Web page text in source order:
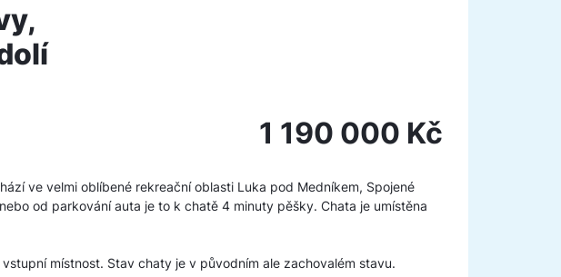
1 190 000 Kč
ve velmi oblíbené rekreační oblasti Luka pod Medníkem, Spojené
od parkování auta je to k chatě 4 minuty pěšky. Chata je umístěna
místnost. Stav chaty je v původním ale zachovalém stavu.